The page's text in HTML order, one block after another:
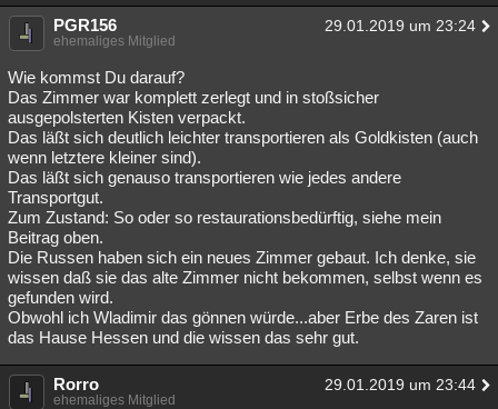
PGR156 29.01.2019 um 23:24
ehemaliges Mitglied
Wie kommst Du darauf?
Das Zimmer war komplett zerlegt und in stoßsicher
ausgepolsterten Kisten verpackt.
Das läßt sich deutlich leichter transportieren als Goldkisten (auch
wenn letztere kleiner sind).
Das läßt sich genauso transportieren wie jedes andere
Transportgut.
Zum Zustand: So oder so restaurationsbedürftig, siehe mein
Beitrag oben.
Die Russen haben sich ein neues Zimmer gebaut. Ich denke, sie
wissen daß sie das alte Zimmer nicht bekommen, selbst wenn es
gefunden wird.
Obwohl ich Wladimir das gönnen würde...aber Erbe des Zaren ist
das Hause Hessen und die wissen das sehr gut.
Rorro 29.01.2019 um 23:44
ehemaliges Mitglied